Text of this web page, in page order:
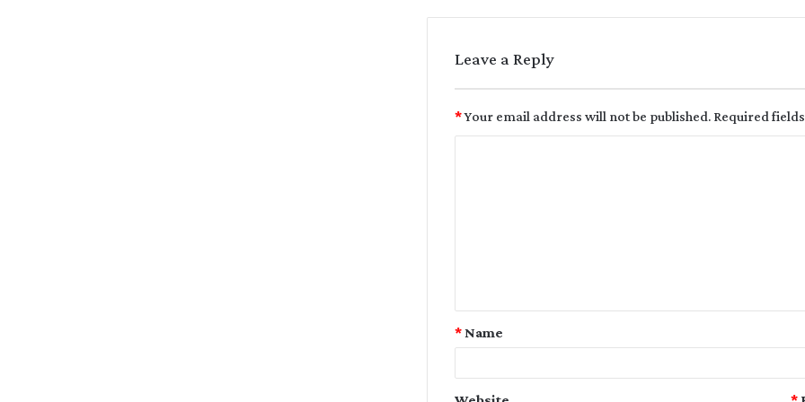
Leave a Reply
Your email address will not be published.Required
*
Name
*